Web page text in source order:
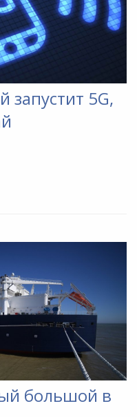
5G,
большой в